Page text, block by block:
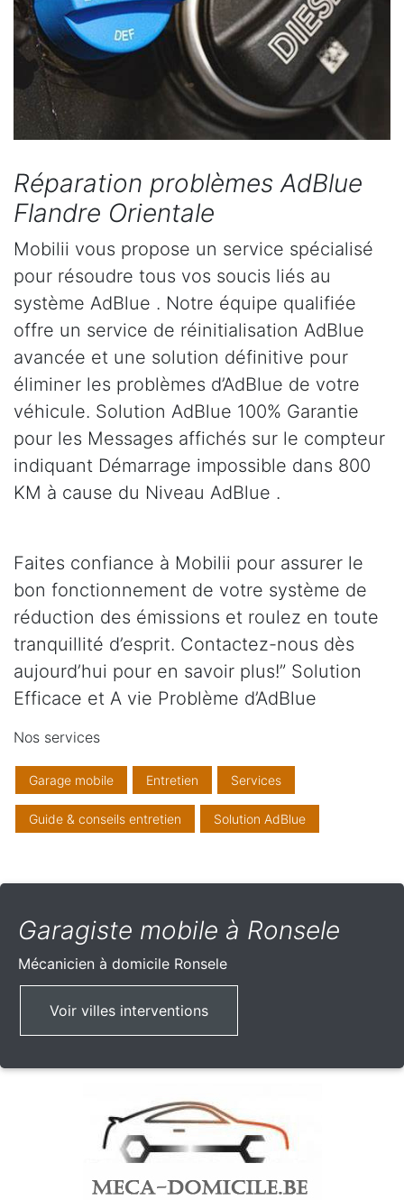
Réparation problèmes AdBlue
Flandre Orientale
Mobilii vous propose un service spécialisé
pour résoudre tous vos soucis liés au
système AdBlue . Notre équipe qualifiée
offre un service de réinitialisation AdBlue
avancée et une solution définitive pour
éliminer les problèmes d’AdBlue de votre
véhicule. Solution AdBlue 100% Garantie
pour les Messages affichés sur le compteur
indiquant Démarrage impossible dans 800
KM à cause du Niveau AdBlue .
Faites confiance à Mobilii pour assurer le
bon fonctionnement de votre système de
réduction des émissions et roulez en toute
tranquillité d’esprit. Contactez-nous dès
aujourd’hui pour en savoir plus!” Solution
Efficace et A vie Problème d’AdBlue
Nos services
Garage mobile Entretien Services
Guide & conseils entretien Solution AdBlue
Garagiste mobile à Ronsele
Mécanicien à domicile Ronsele
Voir villes interventions